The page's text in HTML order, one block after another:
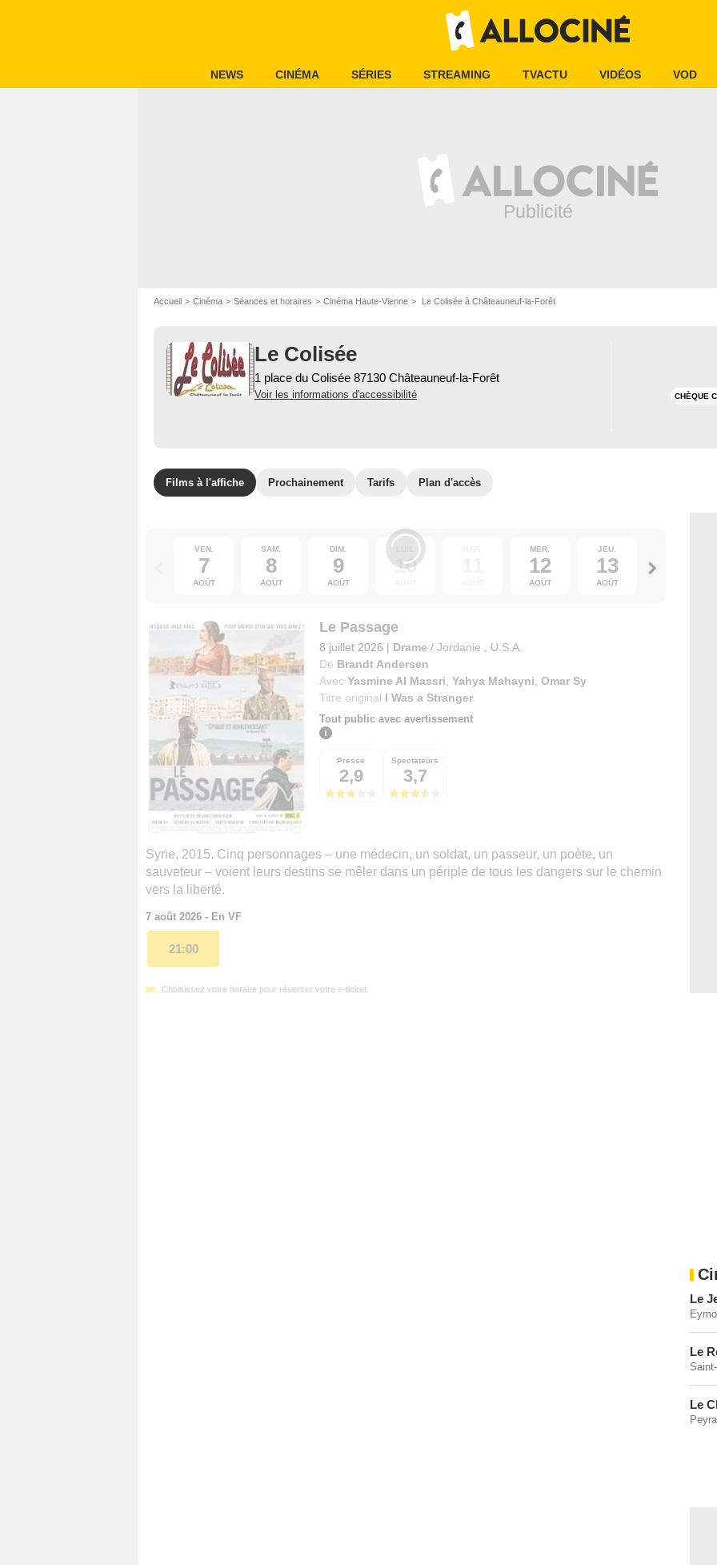
NEWS CINÉMA SÉRIES STREAMING TVACTU VIDÉOS VOD
Accueil Cinéma Séances et horaires Cinéma Haute-Vienne Le Colisée à Châteauneuf-la-Forêt
Le Colisée
1 place du Colisée 87130 Châteauneuf-la-Forêt
Voir les informations d'accessibilité CHÈQUE
Films à l'affiche Prochainement Tarifs Plan d'accès
VEN.
7
AOÛT
SAM.
8
AOÛT
DIM.
9
AOÛT
10
MER.
12
AOÛT
JEU.
13
AOÛT
Le Passage
8 juillet 2026 | Drame / Jordanie
U.S.A.
De Brandt Andersen
Avec Yasmine Al Massri Yahya Mahayni Omar Sy
Titre original I Was a Stranger
Tout public avec avertissement
Presse
2,9
Spectateurs
3,7
Syrie, 2015. Cinq personnages – une médecin, un soldat, un passeur, un poète, un
sauveteur – voient leurs destins se mêler dans un périple de tous les dangers sur le chemin
vers la liberté.
7 août 2026 - En VF
21:00
Choisissez votre horaire pour réserver votre e-ticket.
Le
Le
Le